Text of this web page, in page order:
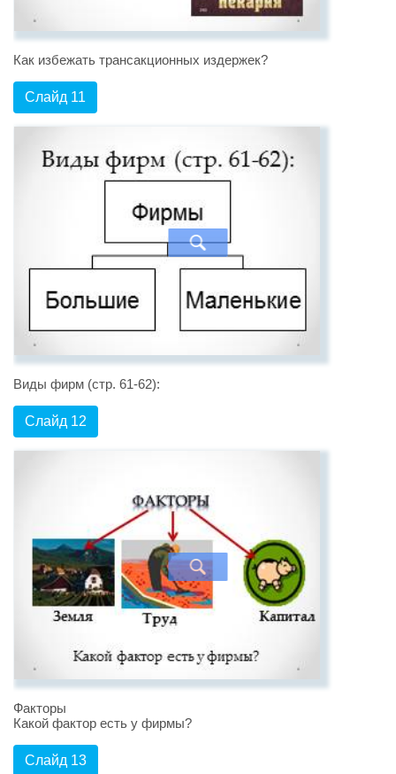
Как избежать трансакционных издержек?
Слайд 11
Виды фирм (стр. 61-62):
Слайд 12
Факторы
Какой фактор есть у фирмы?
Слайд 13